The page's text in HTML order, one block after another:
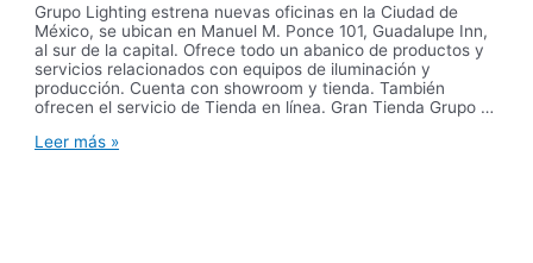
Grupo Lighting estrena nuevas oficinas en la Ciudad de
México, se ubican en Manuel M. Ponce 101, Guadalupe Inn,
al sur de la capital. Ofrece todo un abanico de productos y
servicios relacionados con equipos de iluminación y
producción. Cuenta con showroom y tienda. También
ofrecen el servicio de Tienda en línea. Gran Tienda Grupo …
GRUPO
Leer más »